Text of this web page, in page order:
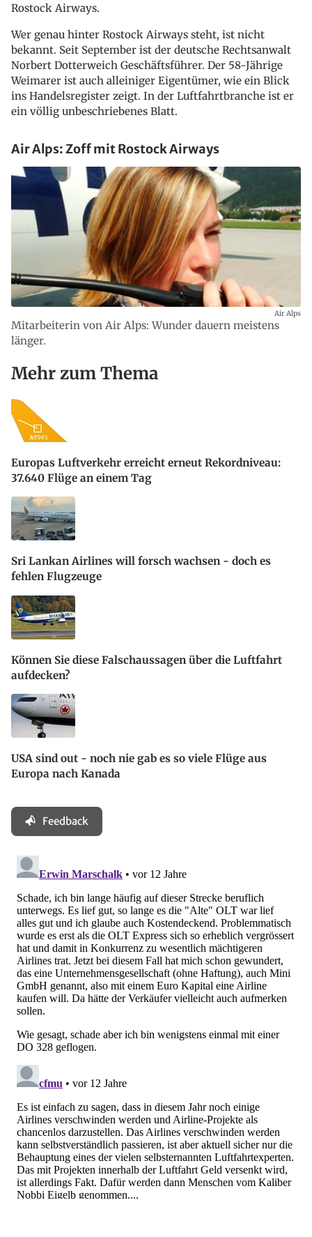
Rostock Airways.
Wer genau hinter Rostock Airways steht, ist nicht
bekannt. Seit September ist der deutsche Rechtsanwalt
Norbert Dotterweich Geschäftsführer. Der 58-Jährige
Weimarer ist auch alleiniger Eigentümer, wie ein Blick
ins Handelsregister zeigt. In der Luftfahrtbranche ist er
ein völlig unbeschriebenes Blatt.
Air Alps: Zoff mit Rostock Airways
Mitarbeiterin von Air Alps: Wunder dauern meistens
länger.
Air Alps
Mehr zum Thema
Europas Luftverkehr erreicht erneut Rekordniveau:
37.640 Flüge an einem Tag
Sri Lankan Airlines will forsch wachsen - doch es
fehlen Flugzeuge
Können Sie diese Falschaussagen über die Luftfahrt
aufdecken?
USA sind out - noch nie gab es so viele Flüge aus
Europa nach Kanada
Feedback